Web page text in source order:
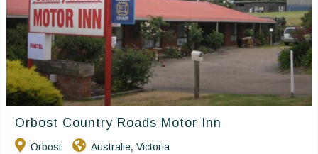
Orbost Country Roads Motor Inn
Orbost Australie, Victoria